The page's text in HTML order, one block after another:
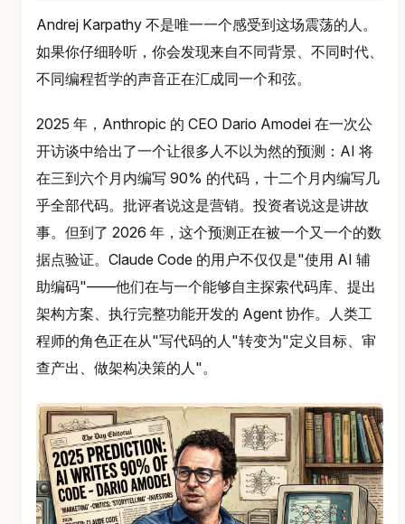
Andrej Karpathy 不是唯一一个感受到这场震荡的人。
如果你仔细聆听，你会发现来自不同背景、不同时代、
不同编程哲学的声音正在汇成同一个和弦。
2025 年，Anthropic 的 CEO Dario Amodei 在一次公
开访谈中给出了一个让很多人不以为然的预测：AI 将
在三到六个月内编写 90% 的代码，十二个月内编写几
乎全部代码。批评者说这是营销。投资者说这是讲故
事。但到了 2026 年，这个预测正在被一个又一个的数
据点验证。Claude Code 的用户不仅仅是"使用 AI 辅
助编码"——他们在与一个能够自主探索代码库、提出
架构方案、执行完整功能开发的 Agent 协作。人类工
程师的角色正在从"写代码的人"转变为"定义目标、审
查产出、做架构决策的人"。